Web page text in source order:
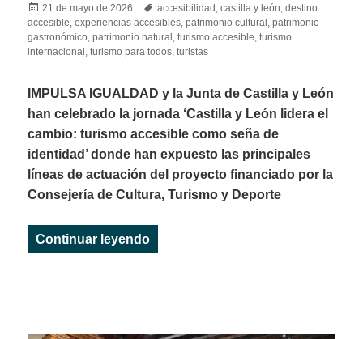
Posted
on
21 de mayo de 2026 Tags
accesibilidad,castilla y león,destino
accesible,experiencias accesibles,patrimonio cultural,patrimonio
gastronómico,patrimonio natural,turismo accesible,turismo
internacional,turismo para todos,turistas
IMPULSA IGUALDAD y la Junta de Castilla y León
han celebrado la jornada ‘Castilla y León lidera el
cambio: turismo accesible como seña de
identidad’ donde han expuesto las principales
líneas de actuación del proyecto financiado por la
Consejería de Cultura, Turismo y Deporte
Continuar leyendo«Castilla y León presenta su